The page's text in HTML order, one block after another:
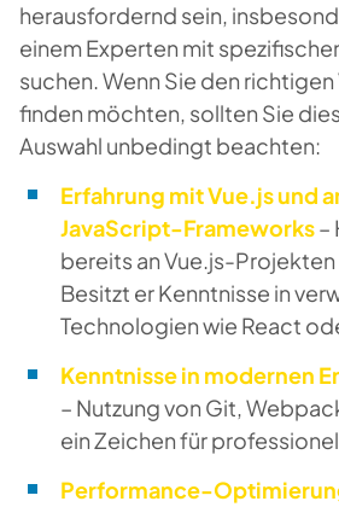
herausfordernd sein,
einem Experten mit
suchen. Wenn Sie den richtigen
finden möchten, sollten Sie
Auswahl unbedingt beachten:
Erfahrung mit Vue.js und
JavaScript-Frameworks–
bereits an Vue.js-
Besitzt er Kenntnisse in
Technologien wie React
Kenntnisse in modernen
– Nutzung von Git,
ein Zeichen für
Performance-